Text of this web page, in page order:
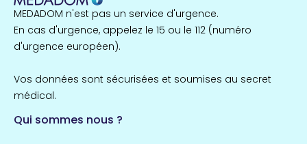
MEDADOM n'est pas un service d'urgence.
En cas d'urgence, appelez le 15 ou le 112 (numéro
d'urgence européen).
Vos données sont sécurisées et soumises au secret
médical.
Qui sommes nous ?